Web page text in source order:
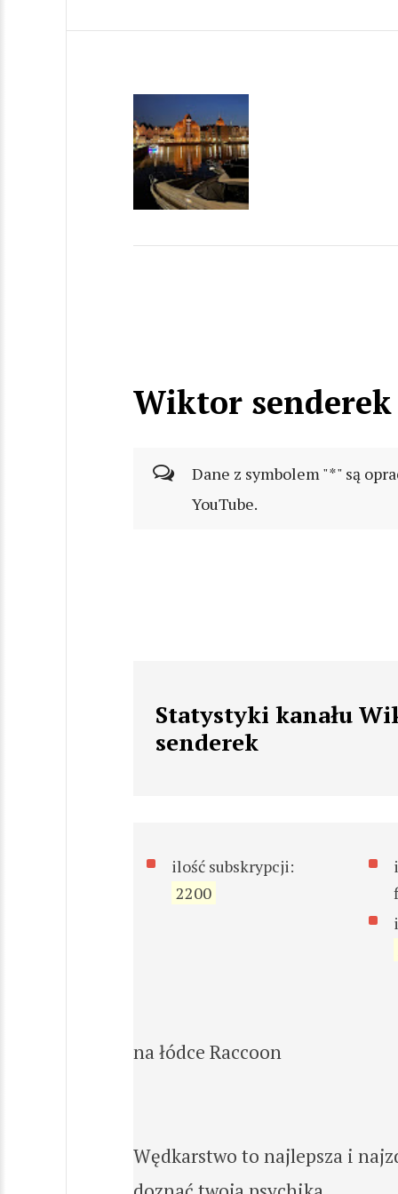
Wiktor senderek
Dane z symbolem "*" są
YouTube.
Statystyki kanału
senderek
ilość subskrypcji:
2200
na łódce Raccoon
Wędkarstwo to najlepsza i